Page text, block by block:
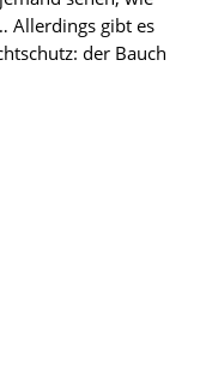
Allerdings gibt es
der Bauch